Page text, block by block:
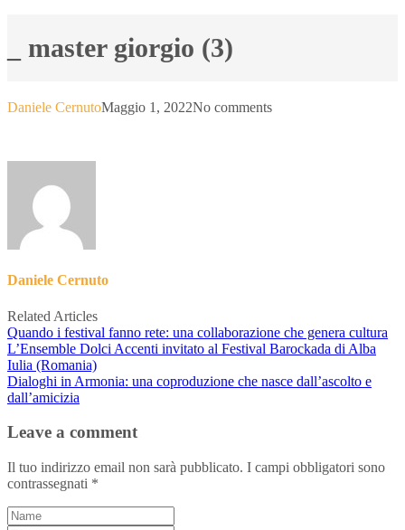
_ master giorgio (3)
Daniele CernutoMaggio 1, 2022No comments
Daniele Cernuto
Related Articles
Quando i festival fanno rete: una collaborazione che genera cultura
L’Ensemble Dolci Accenti invitato al Festival Barockada di Alba
Iulia (Romania)
Dialoghi in Armonia: una coproduzione che nasce dall’ascolto e
dall’amicizia
Leave a comment
Il tuo indirizzo email non sarà pubblicato. I campi obbligatori sono
contrassegnati *